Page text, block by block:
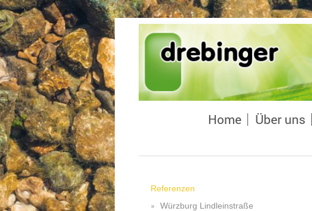
Home Über uns
Referenzen
Würzburg Lindleinstraße